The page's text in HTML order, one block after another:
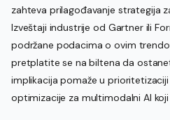
zahteva prilagođavanje strategija
Izveštaji industrije od Gartner ili
podržane podacima o ovim
pretplatite se na biltena da
implikacija pomaže u
optimizacije za multimodalni AI